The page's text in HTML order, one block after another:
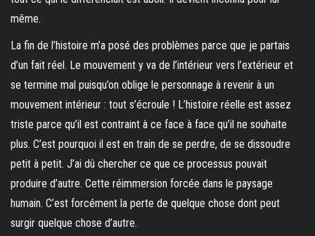
même.
La fin de l’histoire m’a posé des problèmes parce que je partais
d’un fait réel. Le mouvement y va de l’intérieur vers l’extérieur et
se termine mal puisqu’on oblige le personnage à revenir à un
mouvement intérieur : tout s’écroule ! L’histoire réelle est assez
triste parce qu’il est contraint à ce face à face qu’il ne souhaite
plus. C’est pourquoi il est en train de se perdre, de se dissoudre
petit à petit. J’ai dû chercher ce que ce processus pouvait
produire d’autre. Cette réimmersion forcée dans le paysage
humain. C’est forcément la perte de quelque chose dont peut
surgir quelque chose d’autre.